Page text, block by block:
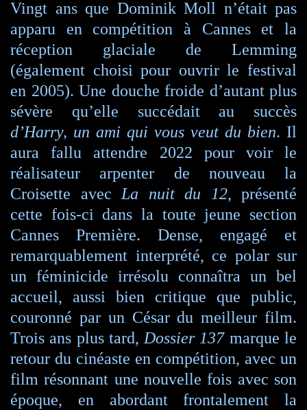
Vingt ans que Dominik Moll n’était pas
apparu en compétition à Cannes et la
réception glaciale de Lemming
(également choisi pour ouvrir le festival
en 2005). Une douche froide d’autant plus
sévère qu’elle succédait au succès
d’Harry, un ami qui vous veut du bien. Il
aura fallu attendre 2022 pour voir le
réalisateur arpenter de nouveau la
Croisette avec La nuit du 12, présenté
cette fois-ci dans la toute jeune section
Cannes Première. Dense, engagé et
remarquablement interprété, ce polar sur
un féminicide irrésolu connaîtra un bel
accueil, aussi bien critique que public,
couronné par un César du meilleur film.
Trois ans plus tard, Dossier 137 marque le
retour du cinéaste en compétition, avec un
film résonnant une nouvelle fois avec son
époque, en abordant frontalement la